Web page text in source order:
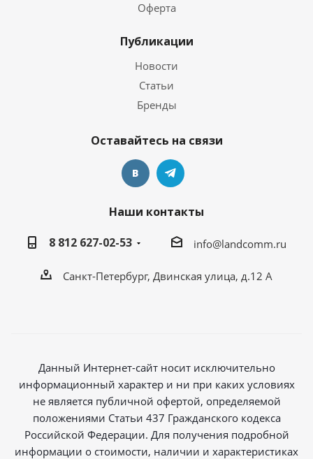
Оферта
Публикации
Новости
Статьи
Бренды
Оставайтесь на связи
Наши контакты
8 812 627-02-53
info@landcomm.ru
Санкт-Петербург, Двинская улица, д.12 А
Данный Интернет-сайт носит исключительно
информационный характер и ни при каких условиях
не является публичной офертой, определяемой
положениями Статьи 437 Гражданского кодекса
Российской Федерации. Для получения подробной
информации о стоимости, наличии и характеристиках